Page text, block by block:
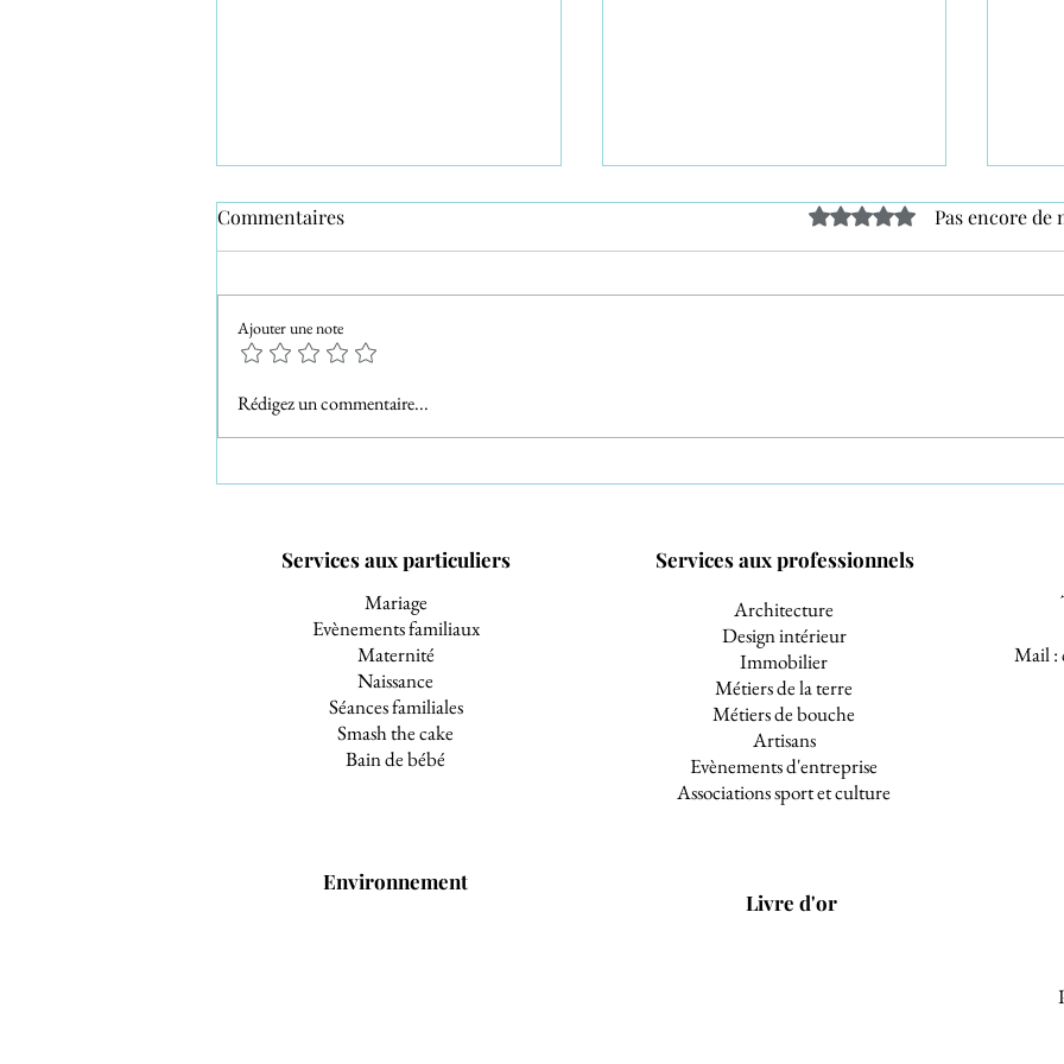
Séance photo familiale à la
Farlède
Commentaires Noté 0 étoile sur 5.Pas encore de
Ajouter une note
Rédigez un commentaire...
Services aux particuliers
Mariage
Evènements familiaux
Maternité
Naissance
Séances familiales
Smash the cake
Bain de bébé
Services aux professionnels
Architecture
Design intérieur
Immobilier
Métiers de la terre
Métiers de bouche
Artisans
Evènements d'entreprise
Associations sport et culture
Mail :
Environnement
Livre d'or